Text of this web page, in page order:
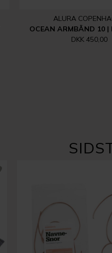
ALURA
OCEAN ARMBÅND 10 |
DKK 450,00